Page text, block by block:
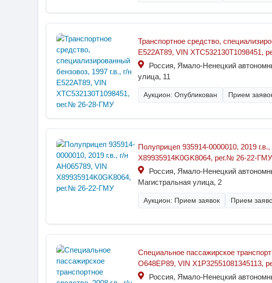
Транспортное средство,
Е522АТ89, VIN ХТС532130Т1098451,
Россия, Ямало-Ненецкий
улица, 11
Аукцион: Опубликован Прием
Полуприцеп 935914-0000010, 2019
X89935914K0GK8064, рег.№ 26-22-ГМУ
Россия, Ямало-Ненецкий
Магистральная улица, 2
Аукцион: Прием заявок Прием
Специальное пассажирское
О648ЕР89, VIN X1P32551081345113,
Россия, Ямало-Ненецкий